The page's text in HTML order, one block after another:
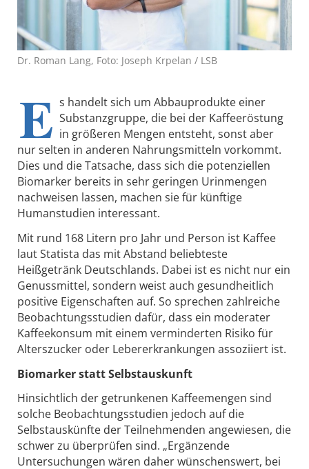
Dr. Roman Lang, Foto: Joseph Krpelan / LSB
E s handelt sich um Abbauprodukte einer
Substanzgruppe, die bei der Kaffeeröstung
in größeren Mengen entsteht, sonst aber
nur selten in anderen Nahrungsmitteln vorkommt.
Dies und die Tatsache, dass sich die potenziellen
Biomarker bereits in sehr geringen Urinmengen
nachweisen lassen, machen sie für künftige
Humanstudien interessant.
Mit rund 168 Litern pro Jahr und Person ist Kaffee
laut Statista das mit Abstand beliebteste
Heißgetränk Deutschlands. Dabei ist es nicht nur ein
Genussmittel, sondern weist auch gesundheitlich
positive Eigenschaften auf. So sprechen zahlreiche
Beobachtungsstudien dafür, dass ein moderater
Kaffeekonsum mit einem verminderten Risiko für
Alterszucker oder Lebererkrankungen assoziiert ist.
Biomarker statt Selbstauskunft
Hinsichtlich der getrunkenen Kaffeemengen sind
solche Beobachtungsstudien jedoch auf die
Selbstauskünfte der Teilnehmenden angewiesen, die
schwer zu überprüfen sind. „Ergänzende
Untersuchungen wären daher wünschenswert, bei